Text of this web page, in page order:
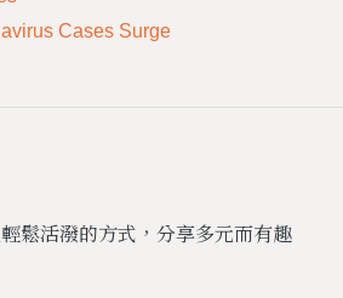
Cases Surge
鬆活潑的方式，分享多元而有趣